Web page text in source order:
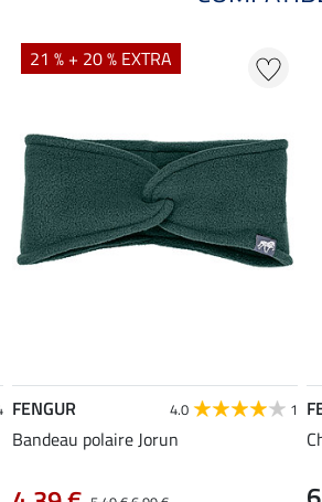
21 % + 20 % EXTRA
FENGUR 4.0 1
Bandeau polaire Jorun